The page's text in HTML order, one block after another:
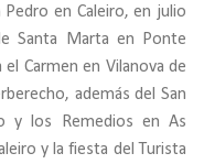
Pedro en Caleiro, en julio
Santa Marta en Ponte
Carmen en Vilanova de
además del San
y los Remedios en As
y la fiesta del Turista